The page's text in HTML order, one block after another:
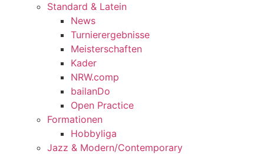
Standard & Latein
News
Turnierergebnisse
Meisterschaften
Kader
NRW.comp
bailanDo
Open Practice
Formationen
Hobbyliga
Jazz & Modern/Contemporary